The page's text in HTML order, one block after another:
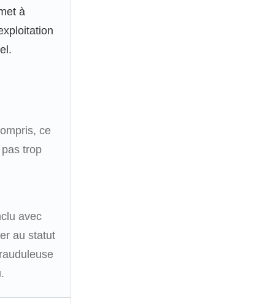
à
ce
trop
avec
au statut